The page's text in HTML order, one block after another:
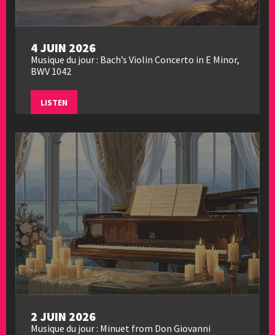
4 JUIN 2026
Musique du jour : Bach’s Violin Concerto in E Minor,
BWV 1042
LISTEN
2 JUIN 2026
Musique du jour : Minuet from Don Giovanni